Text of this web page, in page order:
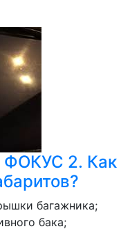
ФОКУС 2. Как
багажника;
бака;